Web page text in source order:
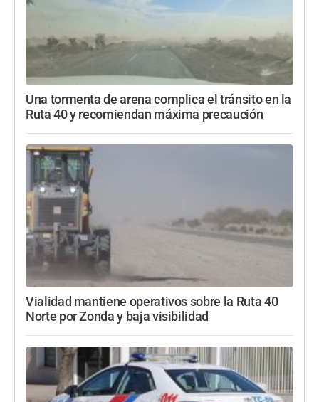
Una tormenta de arena complica el tránsito en la
Ruta 40 y recomiendan máxima precaución
Vialidad mantiene operativos sobre la Ruta 40
Norte por Zonda y baja visibilidad